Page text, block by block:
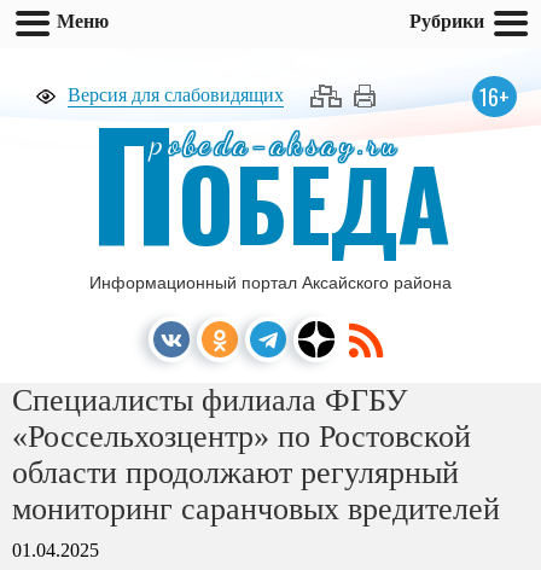
Версия для слабовидящих 16+
pobeda-aksay.ru
ПОБЕДА
Информационный портал Аксайского района
Специалисты филиала ФГБУ
«Россельхозцентр» по Ростовской
области продолжают регулярный
мониторинг саранчовых вредителей
01.04.2025
Меню Рубрики